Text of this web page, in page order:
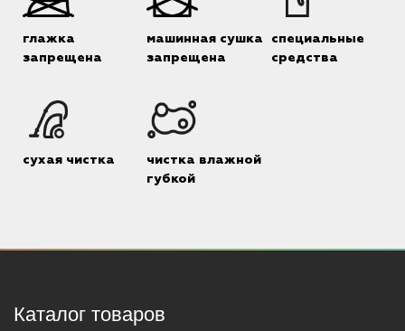
глажка
запрещена
машинная сушка
запрещена
специальные
средства
сухая чистка
чистка влажной
губкой
Каталог товаров